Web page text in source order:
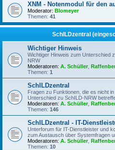
XNM - Notenmodul für den
Moderator: Blomeyer
Themen: 41
SchILDzentral
Wichtiger Hinweis
Wichtiger Hinweis zum Unterschied
NRW
Moderatoren: A. Schüller,
Themen: 1
SchILDzentral
Fragen zu Funktionen, die es nicht
Unterschied zu SchILD-NRW
Moderatoren: A. Schüller,
Themen: 146
SchILDzentral - IT-
Unterforum für IT-Dienstleister und
zum Austausch über Systemfragen
Moderatoren: A. Schüller,
Themen: 10